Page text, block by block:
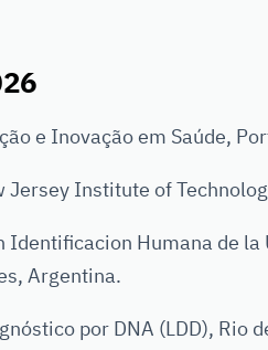
e Inovação em Saúde,
Jersey Institute of
Identificacion Humana de la
Argentina.
por DNA (LDD), Rio